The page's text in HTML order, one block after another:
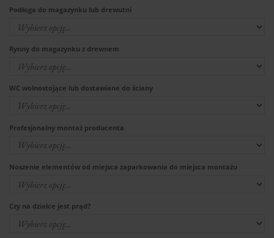
Podłoga do magazynku lub drewutni
Rynny do magazynku z drewnem
WC wolnostojące lub dostawiane do ściany
Profesjonalny montaż producenta
Noszenie elementów od miejsca zaparkowania do miejsca montażu
Czy na działce jest prąd?